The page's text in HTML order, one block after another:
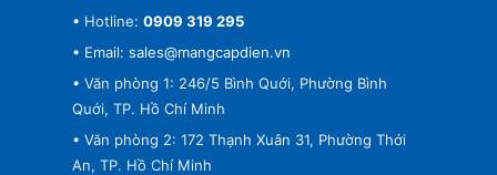
• Hotline: 0909 319 295
• Email: sales@mangcapdien.vn
• Văn phòng 1: 246/5 Bình Quới, Phường Bình
Quới, TP. Hồ Chí Minh
• Văn phòng 2: 172 Thạnh Xuân 31, Phường Thới
An, TP. Hồ Chí Minh